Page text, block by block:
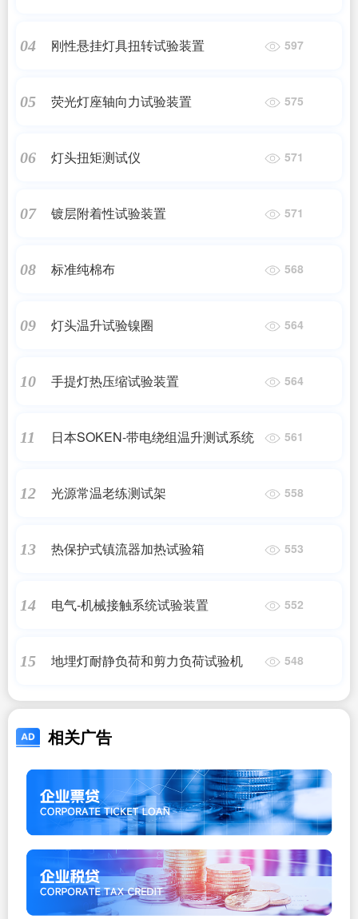
04 刚性悬挂灯具扭转试验装置 597
05 荧光灯座轴向力试验装置 575
06 灯头扭矩测试仪 571
07 镀层附着性试验装置 571
08 标准纯棉布 568
09 灯头温升试验镍圈 564
10 手提灯热压缩试验装置 564
11 日本SOKEN-带电绕组温升测试系统 561
12 光源常温老练测试架 558
13 热保护式镇流器加热试验箱 553
14 电气-机械接触系统试验装置 552
15 地埋灯耐静负荷和剪力负荷试验机 548
相关广告